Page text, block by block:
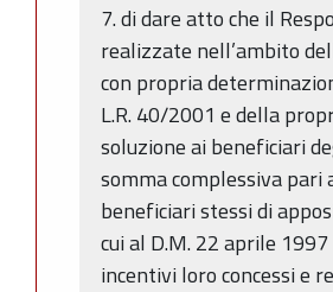
7. di dare atto che il
realizzate nell’ambito
con propria
L.R. 40/2001 e della
soluzione ai beneficiari
somma complessiva pari
beneficiari stessi di
cui al D.M. 22 aprile
incentivi loro concessi e